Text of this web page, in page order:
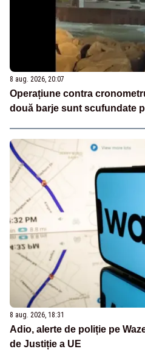
8 aug. 2026, 20:07
Operațiune contra
două barje sunt scufundate
8 aug. 2026, 18:31
Adio, alerte de poliție pe
de Justiție a UE